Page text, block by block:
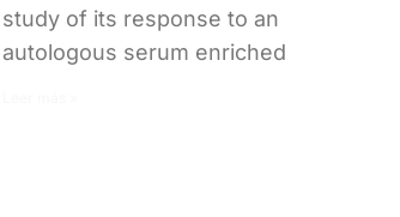
study of its response to an
autologous serum enriched